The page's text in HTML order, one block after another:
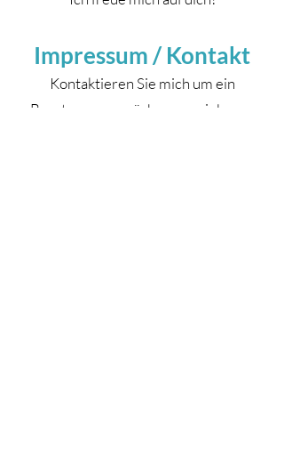
Impressum / Kontakt
Kontaktieren Sie mich um ein
Beratungsgespräch zu vereinbaren